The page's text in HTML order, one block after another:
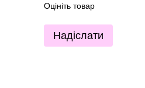
Оцініть товар
Надіслати